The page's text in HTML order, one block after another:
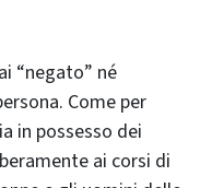
“negato” né
Come per
in possesso dei
ai corsi di